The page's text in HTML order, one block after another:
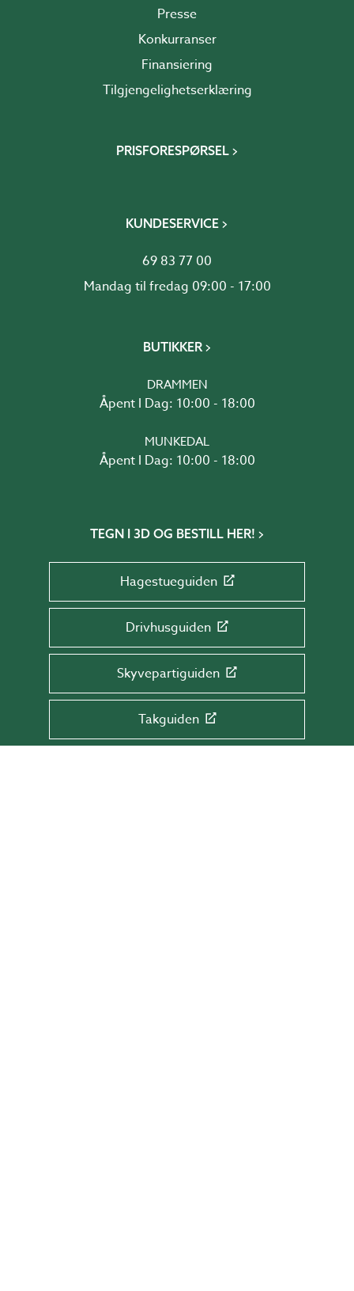
Presse
Konkurranser
Finansiering
Tilgjengelighetserklæring
PRISFORESPØRSEL
KUNDESERVICE
69 83 77 00
Mandag til fredag 09:00 - 17:00
BUTIKKER
DRAMMEN
Åpent I Dag: 10:00 - 18:00
MUNKEDAL
Åpent I Dag: 10:00 - 18:00
TEGN I 3D OG BESTILL HER!
Hagestueguiden
Drivhusguiden
Skyvepartiguiden
Takguiden